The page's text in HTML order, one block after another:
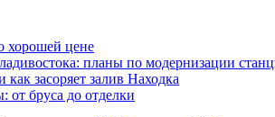
хорошей цене
планы по модернизации
засоряет залив Находка
от бруса до отделки